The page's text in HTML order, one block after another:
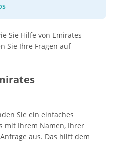
Sie Hilfe von Emirates
Sie Ihre Fragen auf
Sie ein einfaches
mit Ihrem Namen, Ihrer
aus. Das hilft dem